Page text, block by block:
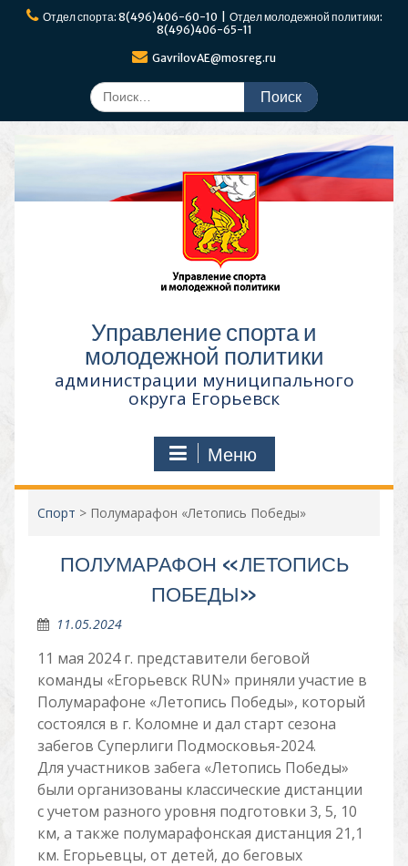
ПерейтиОтдел спорта: 8(496)406-60-10 | Отдел молодежной политики:
8(496)406-65-11
GavrilovAE@mosreg.ru
Поиск
по:
Управление спорта и
молодежной политики
администрации муниципального
округа Егорьевск
Меню
Спорт > Полумарафон «Летопись Победы»
ПОЛУМАРАФОН «ЛЕТОПИСЬ
ПОБЕДЫ»
11.05.2024
11 мая 2024 г. представители беговой
команды «Егорьевск RUN» приняли участие в
Полумарафоне «Летопись Победы», который
состоялся в г. Коломне и дал старт сезона
забегов Суперлиги Подмосковья-2024.
Для участников забега «Летопись Победы»
были организованы классические дистанции
с учетом разного уровня подготовки 3, 5, 10
км, а также полумарафонская дистанция 21,1
км. Егорьевцы, от детей, до беговых